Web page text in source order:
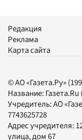
Редакция
Реклама
Карта сайта
© АО «Газета.Ру»
Название: Газета.Ru
Учредитель:АО
7743625728
Адрес учредителя:
улица, дом 67